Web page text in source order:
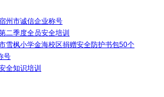
州市诚信企业称号
二季度全员安全培训
雪枫小学金海校区捐赠安全防护书包50个
号
全知识培训